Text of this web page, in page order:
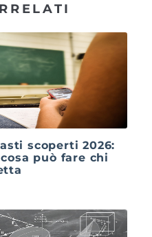
scoperti 2026:
può fare chi